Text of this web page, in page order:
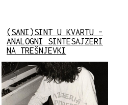
(SANI)SINT U KVARTU –
ANALOGNI SINTESAJZERI
NA TREŠNJEVKI